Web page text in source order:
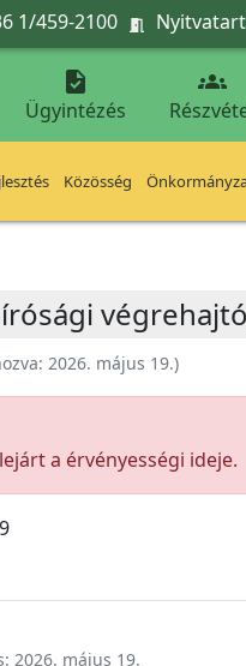
1/459-2100 

Ügyintézés

Közösség
2026. május 19.)
a érvényességi ideje.
2026. május 19.